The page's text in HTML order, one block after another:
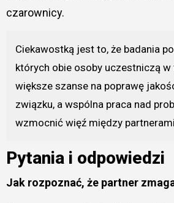
czarownicy.
Ciekawostką jest to, że badania
których obie osoby uczestniczą w
większe szanse na poprawę
związku, a wspólna praca nad
wzmocnić więź między
Pytania i odpowiedzi
Jak rozpoznać, że partner